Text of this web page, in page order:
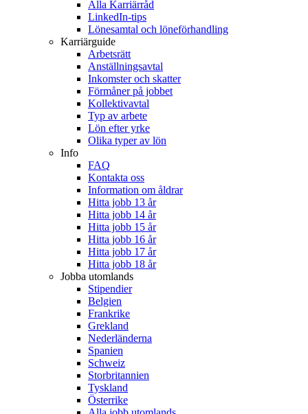
Alla Karriärråd
LinkedIn-tips
Lönesamtal och löneförhandling
Karriärguide
Arbetsrätt
Anställningsavtal
Inkomster och skatter
Förmåner på jobbet
Kollektivavtal
Typ av arbete
Lön efter yrke
Olika typer av lön
Info
FAQ
Kontakta oss
Information om åldrar
Hitta jobb 13 år
Hitta jobb 14 år
Hitta jobb 15 år
Hitta jobb 16 år
Hitta jobb 17 år
Hitta jobb 18 år
Jobba utomlands
Stipendier
Belgien
Frankrike
Grekland
Nederländerna
Spanien
Schweiz
Storbritannien
Tyskland
Österrike